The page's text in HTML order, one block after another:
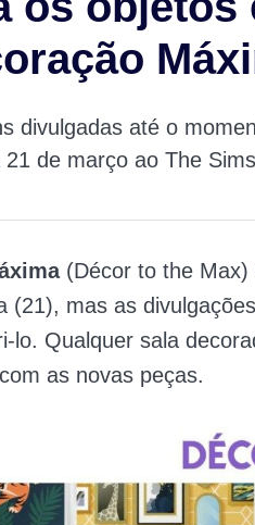
divulgadas até o
de março ao The
(Décor to the Max)
(21), mas as
lo. Qualquer sala
as novas peças.